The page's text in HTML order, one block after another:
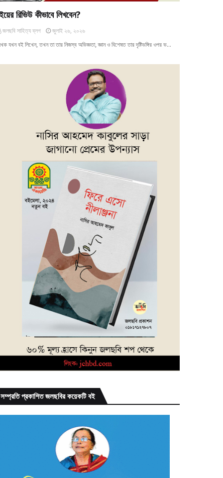
রিভিউ কীভাবে লিখবেন?
জলছবি সাহিত্য ব্লগ
জুলাই ২৬, ২০২৬
যখন বই লিখেন, তখন তা তার নিজস্ব অভিজ্ঞতা, জ্ঞান ও বিশেষত তার দৃষ্টিভঙ্গির ওপর ভ…
সম্প্রতি প্রকাশিত জলছবির কয়েকটি বই